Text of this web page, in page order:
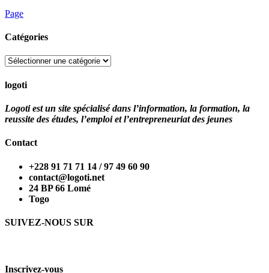
Page
Catégories
Catégories
logoti
Logoti est un site spécialisé dans l’information, la formation, la
reussite des études, l’emploi et l’entrepreneuriat des jeunes
Contact
+228 91 71 71 14 / 97 49 60 90
contact@logoti.net
24 BP 66 Lomé
Togo
SUIVEZ-NOUS SUR
Inscrivez-vous